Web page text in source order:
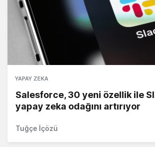
YAPAY ZEKA
Salesforce, 30 yeni özellik ile
yapay zeka odağını artırıyor
Tuğçe İçözü